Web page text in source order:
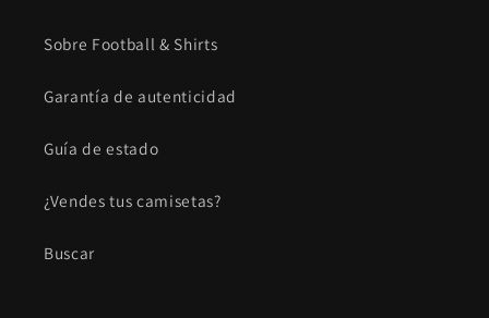
Sobre Football & Shirts
Garantía de autenticidad
Guía de estado
¿Vendes tus camisetas?
Buscar